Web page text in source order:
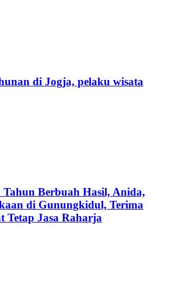
di Jogja, pelaku wisata
Tahun Berbuah Hasil, Anida,
di Gunungkidul, Terima
Tetap Jasa Raharja